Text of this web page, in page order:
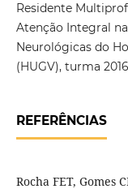
Residente
Atenção Integral
Neurológicas do
(HUGV), turma
REFERÊNCIAS
Rocha FET, Gomes